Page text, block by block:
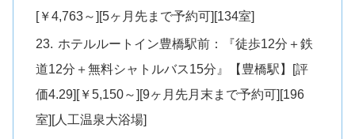
[￥4,763～][5ヶ月先まで予約可][134室]
ホテルルートイン豊橋駅前：『徒歩12分＋鉄
道12分＋無料シャトルバス15分』【豊橋駅】[評
価4.29][￥5,150～][9ヶ月先月末まで予約可][196
室][人工温泉大浴場]